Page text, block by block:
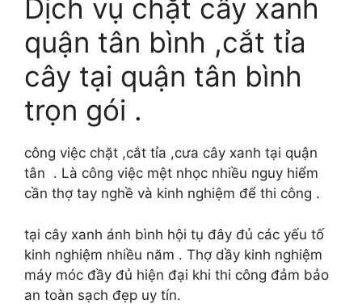
Dịch vụ chặt cây xanh
quận tân bình ,cắt tỉa
cây tại quận tân bình
trọn gói .
công việc chặt ,cắt tỉa ,cưa cây xanh tại quận
tân . Là công việc mệt nhọc nhiều nguy hiểm
cần thợ tay nghề và kinh nghiệm để thi công .
tại cây xanh ánh bình hội tụ đây đủ các yếu tố
kinh nghiệm nhiều năm . Thợ dầy kinh nghiệm
máy móc đầy đủ hiện đại khi thi công đảm bảo
an toàn sạch đẹp uy tín.